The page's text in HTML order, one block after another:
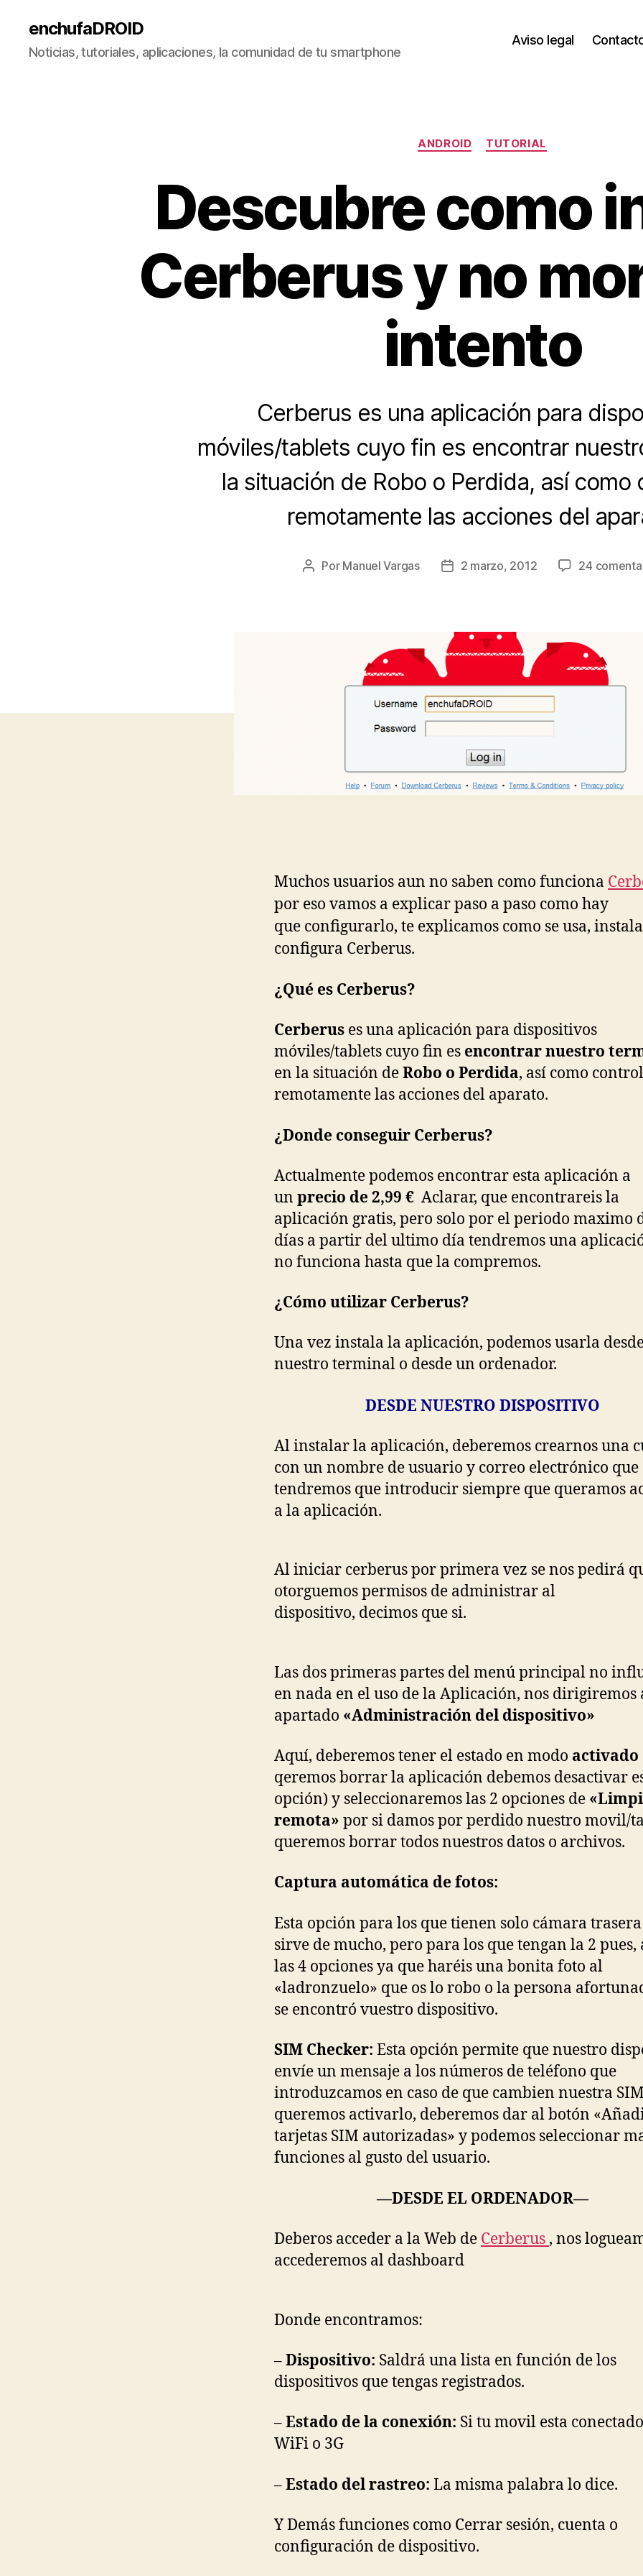
enchufaDROID
Noticias, tutoriales, aplicaciones, la comunidad de tu smartphone
Aviso legal
Categorías
ANDROID TUTORIAL
Descubre como
Cerberus y no
intento
Cerberus es una aplicación para
móviles/tablets cuyo fin es encontrar
la situación de Robo o Perdida, así como
remotamente las acciones del
Autor
Por Manuel Vargas
Fecha2 marzo, 2012 24
Muchos usuarios aun no saben como funciona
por eso vamos a explicar paso a paso como hay
que configurarlo, te explicamos como se usa,
configura Cerberus.
¿Qué es Cerberus?
Cerberus es una aplicación para dispositivos
móviles/tablets cuyo fin es encontrar nuestro
en la situación deRobo o Perdida, así como
remotamente las acciones del aparato.
¿Donde conseguir Cerberus?
Actualmente podemos encontrar esta aplicación a
un precio de 2,99 € Aclarar, que encontrareis la
aplicación gratis, pero solo por el periodo maximo
días a partir del ultimo día tendremos una
no funciona hasta que la compremos.
¿Cómo utilizar Cerberus?
Una vez instala la aplicación, podemos usarla
nuestro terminal o desde un ordenador.
DESDE NUESTRO DISPOSITIVO
Al instalar la aplicación, deberemos crearnos una
con un nombre de usuario y correo electrónico que
tendremos que introducir siempre que queramos
a la aplicación.
Al iniciar cerberus por primera vez se nos pedirá
otorguemos permisos de administrar al
dispositivo, decimos que si.
Las dos primeras partes del menú principal no
en nada en el uso de la Aplicación, nos dirigiremos
apartado «Administración del dispositivo»
Aquí, deberemos tener el estado en modo activado
qeremos borrar la aplicación debemos desactivar
opción) y seleccionaremos las 2 opciones de
remota» por si damos por perdido nuestro movil/
queremos borrar todos nuestros datos o archivos.
Captura automática de fotos:
Esta opción para los que tienen solo cámara
sirve de mucho, pero para los que tengan la 2
las 4 opciones ya que haréis una bonita foto al
«ladronzuelo» que os lo robo o la persona
se encontró vuestro dispositivo.
SIM Checker: Esta opción permite que nuestro
envíe un mensaje a los números de teléfono que
introduzcamos en caso de que cambien nuestra
queremos activarlo, deberemos dar al botón
tarjetas SIM autorizadas» y podemos seleccionar
funciones al gusto del usuario.
—DESDE EL ORDENADOR—
Deberos acceder a la Web de Cerberus , nos
accederemos al dashboard
Donde encontramos:
–Dispositivo: Saldrá una lista en función de los
dispositivos que tengas registrados.
–Estado de la conexión: Si tu movil esta
WiFi o 3G
–Estado del rastreo: La misma palabra lo dice.
Y Demás funciones como Cerrar sesión, cuenta o
configuración de dispositivo.